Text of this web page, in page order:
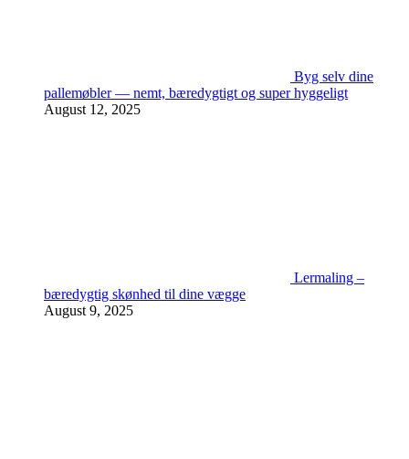
Byg selv dine
pallemøbler — nemt, bæredygtigt og super hyggeligt
August 12, 2025
Lermaling –
bæredygtig skønhed til dine vægge
August 9, 2025